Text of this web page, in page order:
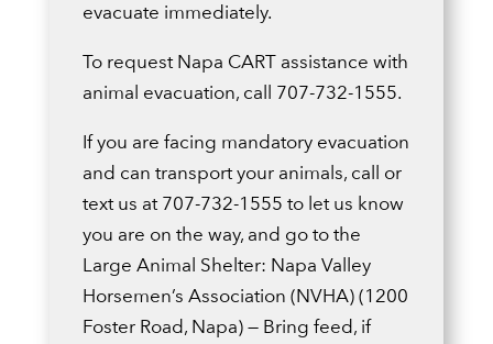
evacuate immediately.
To request Napa CART assistance with
animal evacuation, call 707-732-1555.
If you are facing mandatory evacuation
and can transport your animals, call or
text us at 707-732-1555 to let us know
you are on the way, and go to the
Large Animal Shelter: Napa Valley
Horsemen’s Association (NVHA) (1200
Foster Road, Napa) — Bring feed, if